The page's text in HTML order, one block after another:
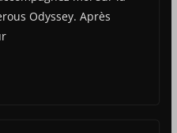
Odyssey. Après